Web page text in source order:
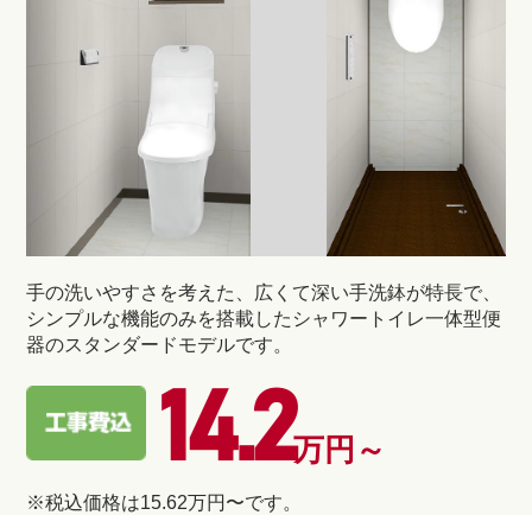
手の洗いやすさを考えた、広くて深い手洗鉢が特長で、
シンプルな機能のみを搭載したシャワートイレ一体型便
器のスタンダードモデルです。
14.2万円～
※税込価格は15.62万円〜です。